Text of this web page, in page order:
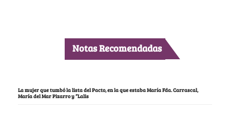
Notas Recomendadas
La mujer que tumbó la lista del Pacto, en la que estaba María Fda. Carrascal,
María del Mar Pizarro y “Lalis